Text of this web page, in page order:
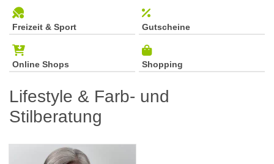
Freizeit & Sport Gutscheine
Online Shops Shopping
Lifestyle & Farb- und
Stilberatung